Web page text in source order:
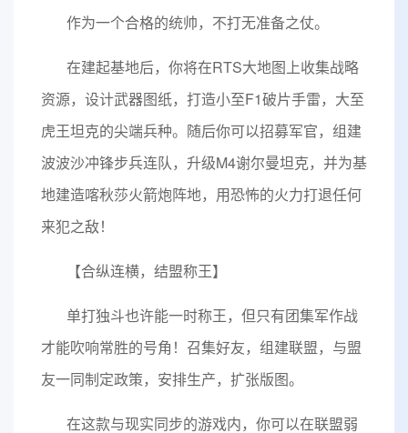
作为一个合格的统帅，不打无准备之仗。
在建起基地后，你将在RTS大地图上收集战略
资源，设计武器图纸，打造小至F1破片手雷，大至
虎王坦克的尖端兵种。随后你可以招募军官，组建
波波沙冲锋步兵连队，升级M4谢尔曼坦克，并为基
地建造喀秋莎火箭炮阵地，用恐怖的火力打退任何
来犯之敌！
【合纵连横，结盟称王】
单打独斗也许能一时称王，但只有团集军作战
才能吹响常胜的号角！召集好友，组建联盟，与盟
友一同制定政策，安排生产，扩张版图。
在这款与现实同步的游戏内，你可以在联盟弱